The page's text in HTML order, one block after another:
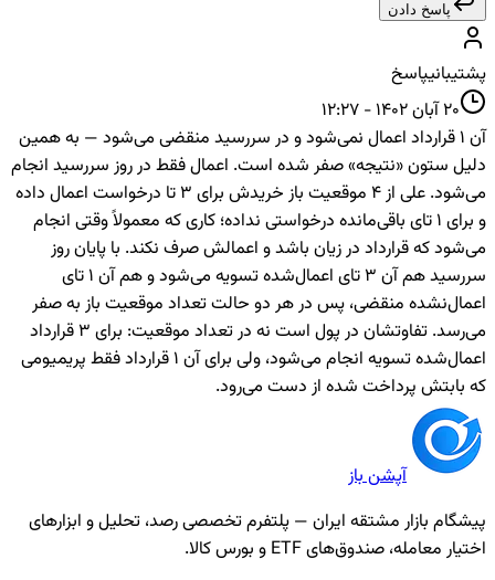
پاسخ دادن
پشتیبانیپاسخ
20 آبان 1402 - 12:27
آن ۱ قرارداد اعمال نمی‌شود و در سررسید منقضی می‌شود — به همین
دلیل ستون «نتیجه» صفر شده است. اعمال فقط در روز سررسید انجام
می‌شود. علی از ۴ موقعیت باز خریدش برای ۳ تا درخواست اعمال داده
و برای ۱ تای باقی‌مانده درخواستی نداده؛ کاری که معمولاً وقتی انجام
می‌شود که قرارداد در زیان باشد و اعمالش صرف نکند. با پایان روز
سررسید هم آن ۳ تای اعمال‌شده تسویه می‌شود و هم آن ۱ تای
اعمال‌نشده منقضی، پس در هر دو حالت تعداد موقعیت باز به صفر
می‌رسد. تفاوتشان در پول است نه در تعداد موقعیت: برای ۳ قرارداد
اعمال‌شده تسویه انجام می‌شود، ولی برای آن ۱ قرارداد فقط پریمیومی
که بابتش پرداخت شده از دست می‌رود.
آپشن باز
پیشگام بازار مشتقه ایران — پلتفرم تخصصی رصد، تحلیل و ابزارهای
اختیار معامله، صندوق‌های ETF و بورس کالا.